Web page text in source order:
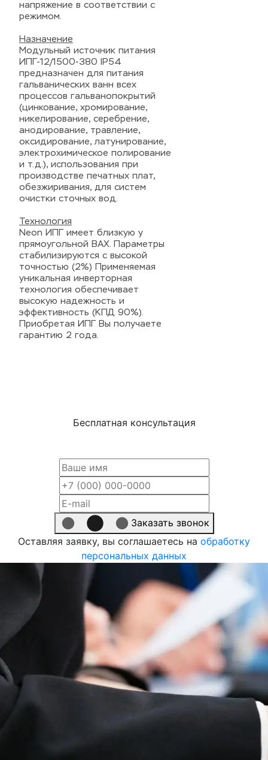
напряжение в соответствии с
режимом.
Назначение
Модульный источник питания
ИПГ-12/1500-380 IP54
предназначен для питания
гальванических ванн всех
процессов гальванопокрытий
(цинкование, хромирование,
никелирование, серебрение,
анодирование, травление,
оксидирование, латунирование,
электрохимическое полирование
и т.д.), использования при
производстве печатных плат,
обезжиривания, для систем
очистки сточных вод.
Технология
Neon ИПГ имеет близкую у
прямоугольной ВАХ. Параметры
стабилизируются с высокой
точностью (2%) Применяемая
уникальная инверторная
технология обеспечивает
высокую надежность и
эффективность (КПД 90%).
Приобретая ИПГ Вы получаете
гарантию 2 года.
Бесплатная консультация
Заказать звонок
Оставляя заявку, вы соглашаетесь на обработку
персональных данных